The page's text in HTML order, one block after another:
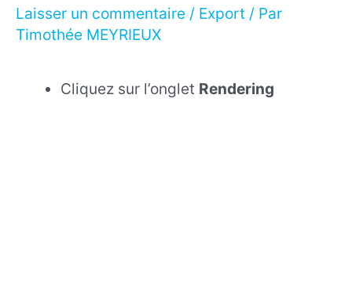
Laisser un commentaire / Export / Par
Timothée MEYRIEUX
Cliquez sur l’onglet Rendering